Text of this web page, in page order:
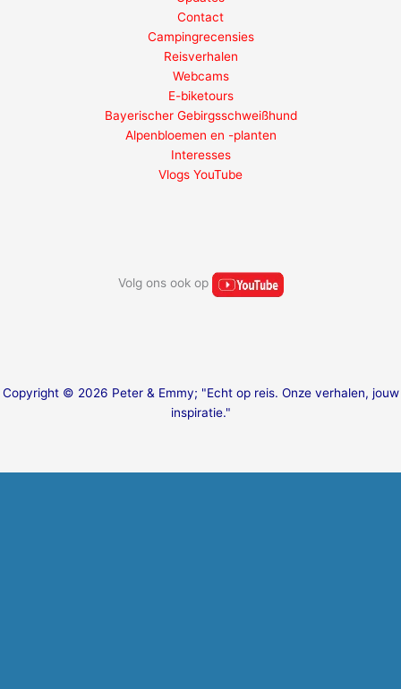
Contact
Campingrecensies
Reisverhalen
Webcams
E-biketours
Bayerischer Gebirgsschweißhund
Alpenbloemen en -planten
Interesses
Vlogs YouTube
Volg ons ook op
Copyright © 2026 Peter & Emmy; "Echt op reis. Onze verhalen, jouw
inspiratie."